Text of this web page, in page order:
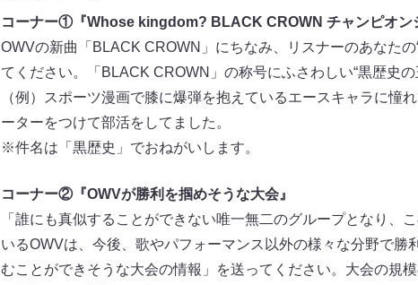
コーナー①『Whose kingdom? BLACK CROWN チャンピオン
OWVの新曲「BLACK CROWN」にちなみ、リスナーのあなた
てください。「BLACK CROWN」の称号にふさわしい“黒歴史の
（例）スポーツ漫画で膝に爆弾を抱えているエースキャラに憧
ーターをつけて部活をしてました。
※件名は「黒歴史」でおねがいします。
コーナー②『OWVが勝利を掴めそうな大会』
「誰にも真似することができない唯一無二のグループとなり、
いるOWVは、今後、歌やパフォーマンス以外の様々な分野で勝
むことができそうな大会の情報」を送ってください。大会の規模